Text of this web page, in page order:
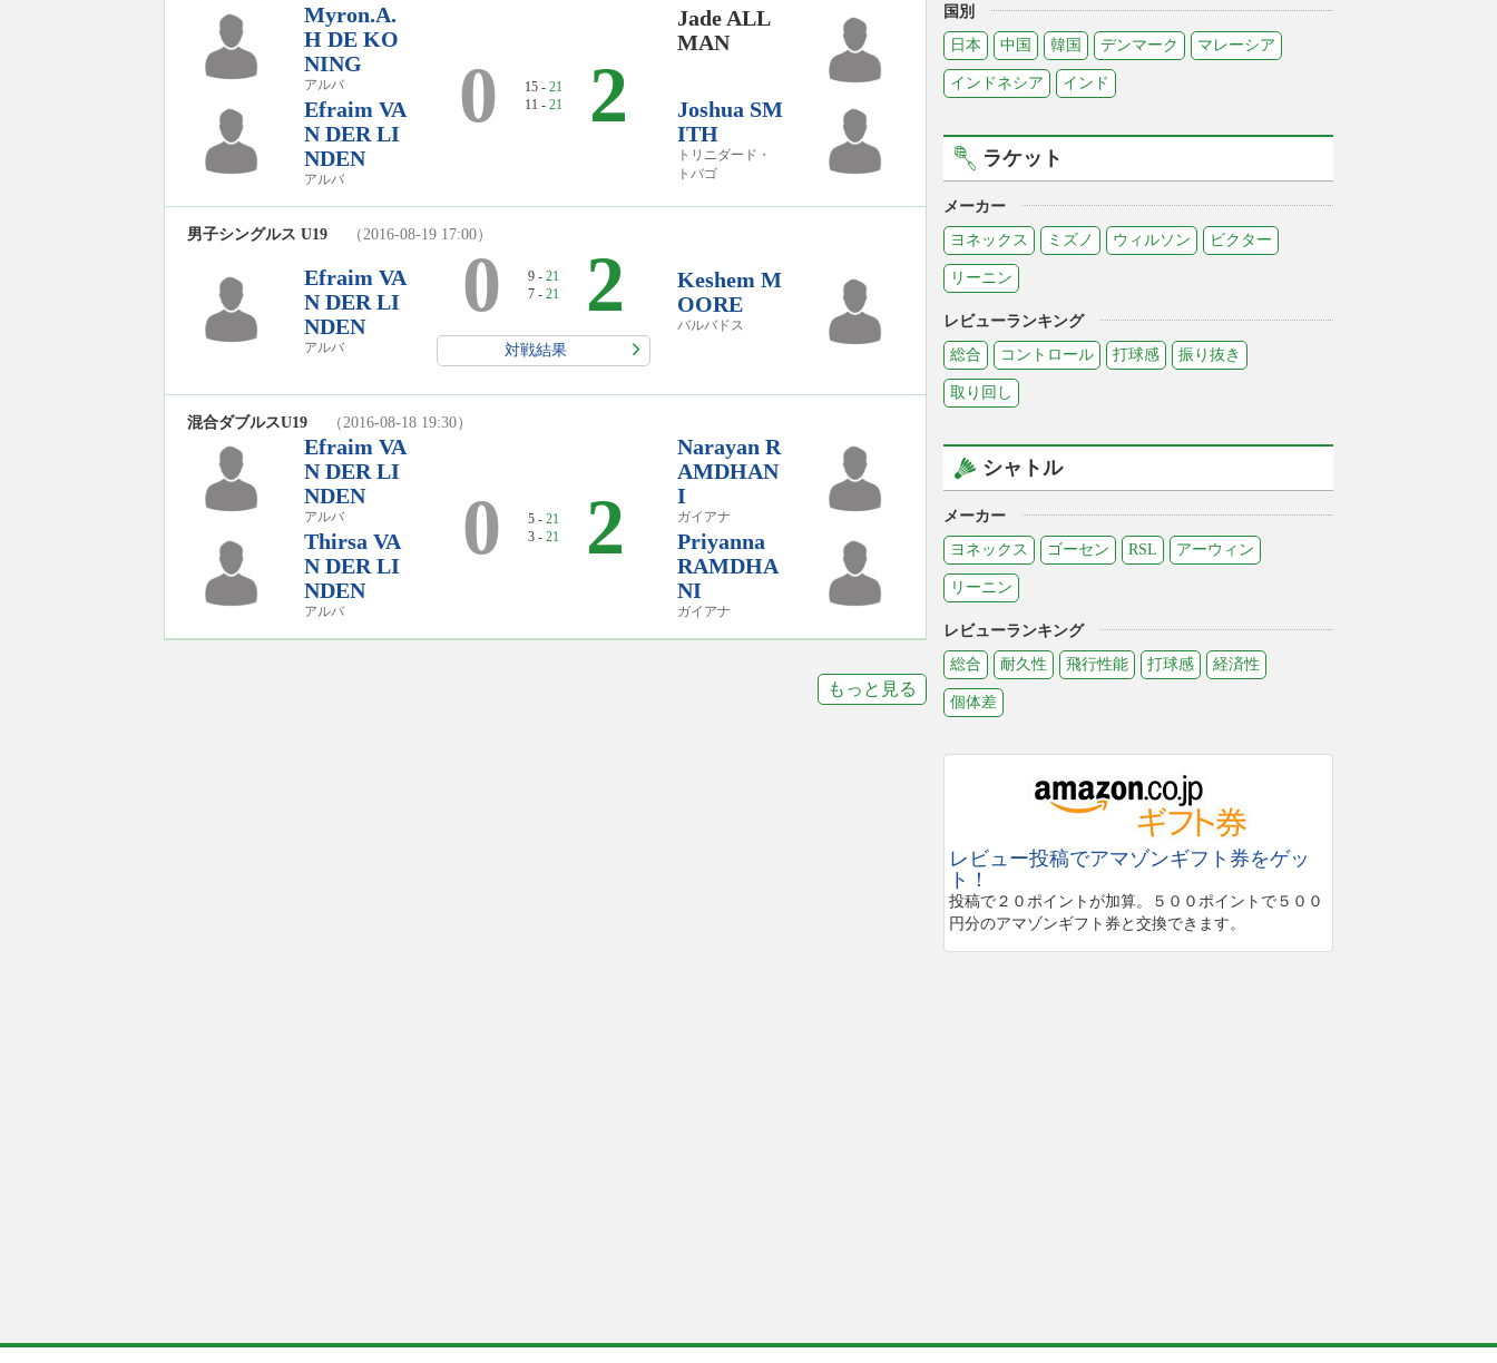
Myron.A.
H DE KO
NING
アルバ
Efraim VA
N DER LI
NDEN
アルバ
0 15 - 21
11 - 21 2
Jade ALL
MAN
Joshua SM
ITH
トリニダード・
トバゴ
男子シングルス U19 （2016-08-19 17:00）
Efraim VA
N DER LI
NDEN
アルバ
0 9 - 21
7 - 21 2
対戦結果
Keshem M
OORE
バルバドス
混合ダブルスU19 （2016-08-18 19:30）
Efraim VA
N DER LI
NDEN
アルバ
Thirsa VA
N DER LI
NDEN
アルバ
0 5 - 21
3 - 21 2
Narayan R
AMDHAN
I
ガイアナ
Priyanna
RAMDHA
NI
ガイアナ
もっと見る
国別
日本
中国 韓国 デンマーク マレーシア
インドネシア インド
ラケット
メーカー
ヨネックス
ミズノ ウィルソン ビクター
リーニン
レビューランキング
総合
コントロール 打球感 振り抜き
取り回し
シャトル
メーカー
ヨネックス
ゴーセン RSL アーウィン
リーニン
レビューランキング
総合
耐久性 飛行性能 打球感 経済性
個体差
レビュー投稿でアマゾンギフト券をゲッ
ト！
投稿で２０ポイントが加算。５００ポイントで５００
円分のアマゾンギフト券と交換できます。